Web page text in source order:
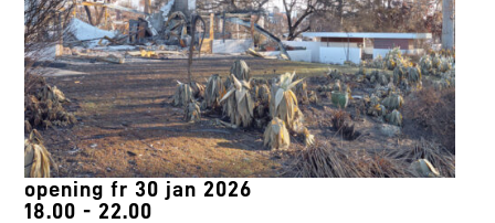
opening fr 30 jan 2026
18.00 - 22.00